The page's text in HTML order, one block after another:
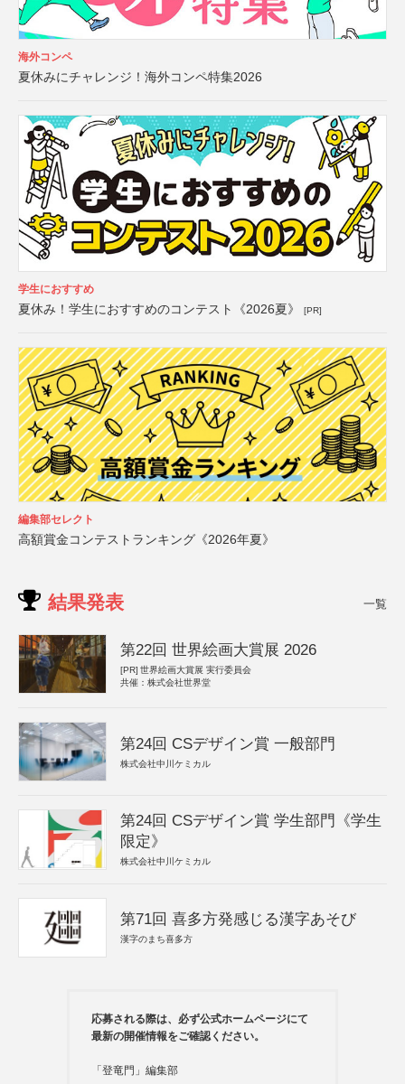
海外コンペ
夏休みにチャレンジ！海外コンペ特集2026
学生におすすめ
夏休み！学生におすすめのコンテスト《2026夏》 [PR]
編集部セレクト
高額賞金コンテストランキング《2026年夏》
結果発表 一覧
第22回 世界絵画大賞展 2026
[PR] 世界絵画大賞展 実行委員会
共催：株式会社世界堂
第24回 CSデザイン賞 一般部門
株式会社中川ケミカル
第24回 CSデザイン賞 学生部門《学生
限定》
株式会社中川ケミカル
第71回 喜多方発感じる漢字あそび
漢字のまち喜多方
応募される際は、必ず公式ホームページにて
最新の開催情報をご確認ください。
「登竜門」編集部